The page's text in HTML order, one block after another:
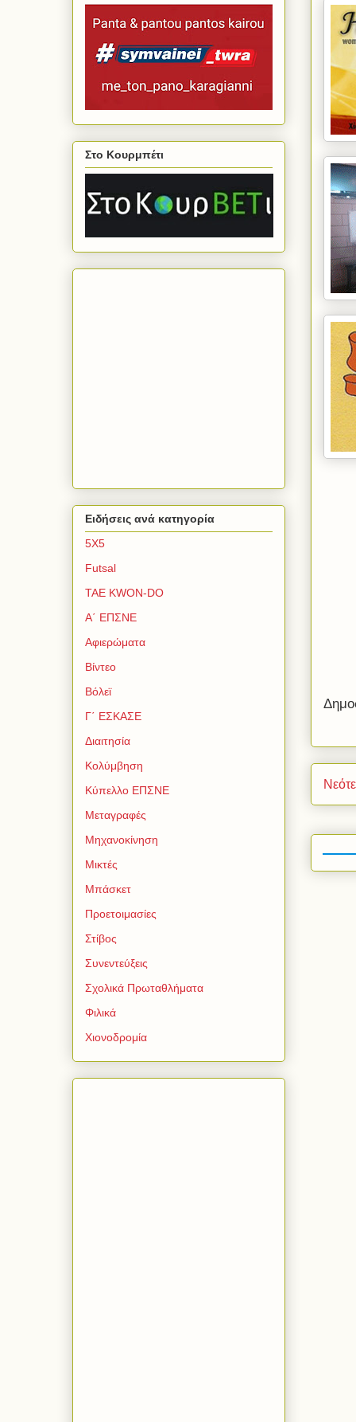
Στο Κουρμπέτι
Ειδήσεις ανά κατηγορία
5Χ5
Futsal
TAE KWON-DO
Α΄ ΕΠΣΝΕ
Αφιερώματα
Βίντεο
Βόλεϊ
Γ΄ ΕΣΚΑΣΕ
Διαιτησία
Κολύμβηση
Κύπελλο ΕΠΣΝΕ
Μεταγραφές
Μηχανοκίνηση
Μικτές
Μπάσκετ
Προετοιμασίες
Στίβος
Συνεντεύξεις
Σχολικά Πρωταθλήματα
Φιλικά
Χιονοδρομία